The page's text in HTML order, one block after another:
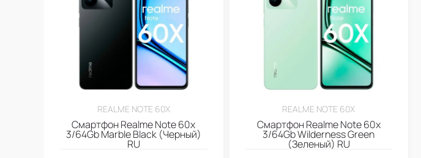
REALME NOTE 60X
Смартфон Realme Note 60x
3/64Gb Marble Black (Черный)
RU
REALME NOTE 60X
Смартфон Realme Note 60x
3/64Gb Wilderness Green
(Зеленый) RU